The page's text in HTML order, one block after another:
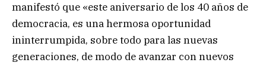
manifestó que «este aniversario de los 40 años de
democracia, es una hermosa oportunidad
ininterrumpida, sobre todo para las nuevas
generaciones, de modo de avanzar con nuevos